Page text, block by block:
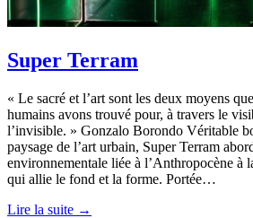
Super Terram
« Le sacré et l’art sont les deux moyens
humains avons trouvé pour, à travers le
l’invisible. » Gonzalo Borondo Véritable
paysage de l’art urbain, Super Terram
environnementale liée à l’Anthropocène à
qui allie le fond et la forme. Portée…
Lire la suite →